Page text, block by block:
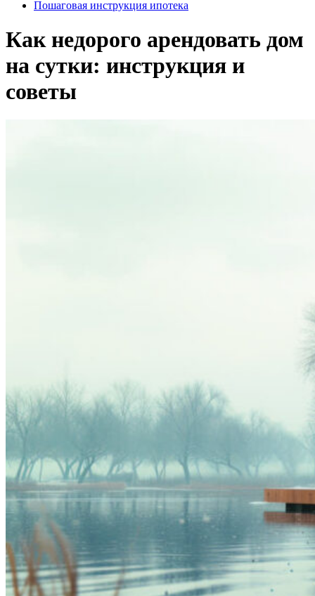
Пошаговая инструкция ипотека
Как недорого арендовать дом
на сутки: инструкция и
советы